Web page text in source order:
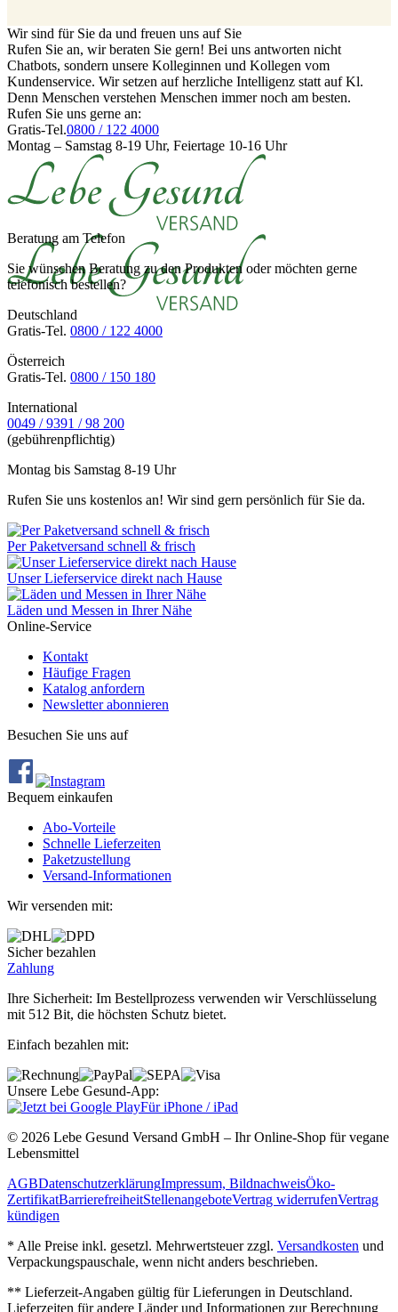
Wir sind für Sie da und freuen uns auf Sie
Rufen Sie an, wir beraten Sie gern! Bei uns antworten nicht
Chatbots, sondern unsere Kolleginnen und Kollegen vom
Kundenservice. Wir setzen auf herzliche Intelligenz statt auf Kl.
Denn Menschen verstehen Menschen immer noch am besten.
Rufen Sie uns gerne an:
Gratis-Tel.0800 / 122 4000
Montag – Samstag 8-19 Uhr, Feiertage 10-16 Uhr
Beratung am Telefon
Sie wünschen Beratung zu den Produkten oder möchten gerne
telefonisch bestellen?
Deutschland
Gratis-Tel. 0800 / 122 4000
Österreich
Gratis-Tel. 0800 / 150 180
International
0049 / 9391 / 98 200
(gebührenpflichtig)
Montag bis Samstag 8-19 Uhr
Rufen Sie uns kostenlos an! Wir sind gern persönlich für Sie da.
Per Paketversand schnell & frisch
Unser Lieferservice direkt nach Hause
Läden und Messen in Ihrer Nähe
Online-Service
Kontakt
Häufige Fragen
Katalog anfordern
Newsletter abonnieren
Besuchen Sie uns auf
Bequem einkaufen
Abo‐Vorteile
Schnelle Lieferzeiten
Paketzustellung
Versand‐Informationen
Wir versenden mit:
Sicher bezahlen
Zahlung
Ihre Sicherheit: Im Bestellprozess verwenden wir Verschlüsselung
mit 512 Bit, die höchsten Schutz bietet.
Einfach bezahlen mit:
Unsere Lebe Gesund-App:
Für iPhone / iPad
© 2026 Lebe Gesund Versand GmbH – Ihr Online‐Shop für vegane
Lebensmittel
AGBDatenschutzerklärungImpressum, BildnachweisÖko‐
ZertifikatBarrierefreiheitStellenangeboteVertrag widerrufenVertrag
kündigen
* Alle Preise inkl. gesetzl. Mehrwertsteuer zzgl. Versandkosten und
Verpackungspauschale, wenn nicht anders beschrieben.
** Lieferzeit‐Angaben gültig für Lieferungen in Deutschland.
Lieferzeiten für andere Länder und Informationen zur Berechnung